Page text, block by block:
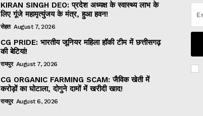
KIRAN SINGH DEO: प्रदेश अध्यक्ष के स्वास्थ्य लाभ के
लिए गूंजे महामृत्युंजय के मंत्र, हुआ हवन!
सेहत August 7, 2026
CG PRIDE: भारतीय जूनियर महिला हॉकी टीम में छत्तीसगढ़
की बेटियां!
रायपुर August 7, 2026
CG ORGANIC FARMING SCAM: जैविक खेती में
करोड़ों का घोटाला, दोगुने दामों में खरीदी खाद!
रायपुर August 6, 2026